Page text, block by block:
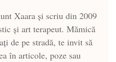
Xaara și scriu din 2009
și art terapeut. Mămică
de pe stradă, te invit să
în articole, poze sau